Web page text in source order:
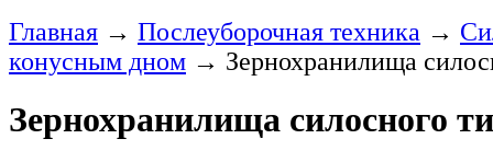
Главная → Послеуборочная техника →
конусным дном → Зернохранилища
Зернохранилища силосного